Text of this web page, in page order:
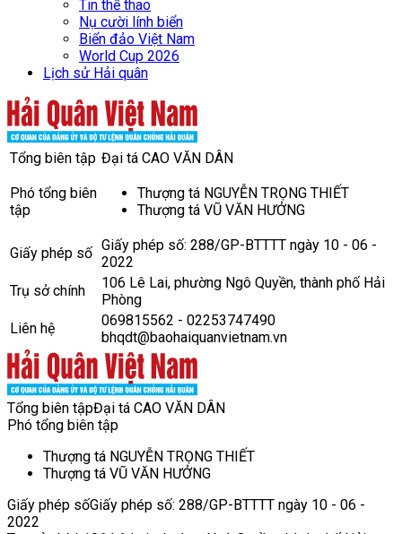
Tin thể thao
Nụ cười lính biển
Biển đảo Việt Nam
World Cup 2026
Lịch sử Hải quân
Tổng biên tập Đại tá CAO VĂN DÂN
Phó tổng biên
tập
Thượng tá NGUYỄN TRỌNG THIẾT
Thượng tá VŨ VĂN HƯỞNG
Giấy phép số Giấy phép số: 288/GP-BTTTT ngày 10 - 06 -
2022
Trụ sở chính
106 Lê Lai, phường Ngô Quyền, thành phố Hải
Phòng
Liên hệ
069815562 - 02253747490
bhqdt@baohaiquanvietnam.vn
Tổng biên tậpĐại tá CAO VĂN DÂN
Phó tổng biên tập
Thượng tá NGUYỄN TRỌNG THIẾT
Thượng tá VŨ VĂN HƯỞNG
Giấy phép sốGiấy phép số: 288/GP-BTTTT ngày 10 - 06 -
2022